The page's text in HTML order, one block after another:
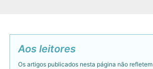
Aos leitores
Os artigos publicados nesta página não refletem